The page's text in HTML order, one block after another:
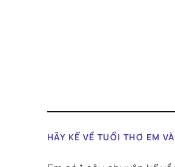
HÃY KỂ VỀ TUỔI THƠ EM